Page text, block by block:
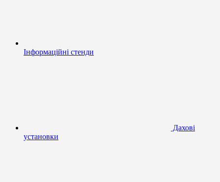
Інформаційні стенди
Дахові
установки